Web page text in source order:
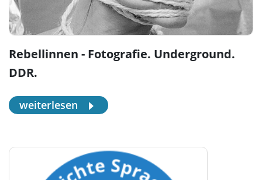
Rebellinnen - Fotografie. Underground.
DDR.
weiterlesen